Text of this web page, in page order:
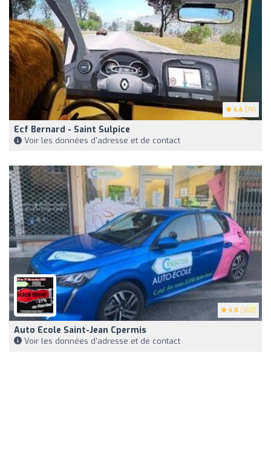
4.4 (74)
Ecf Bernard - Saint Sulpice
Voir les données d'adresse et de contact
4.8 (160)
Auto Ecole Saint-Jean Cpermis
Voir les données d'adresse et de contact